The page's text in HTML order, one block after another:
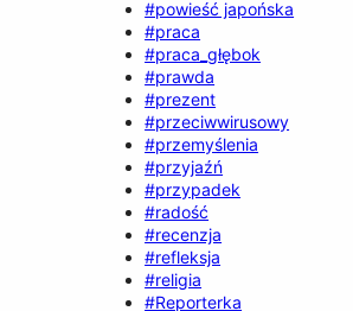
#powieść japońska
#praca
#praca_głębok
#prawda
#prezent
#przeciwwirusowy
#przemyślenia
#przyjaźń
#przypadek
#radość
#recenzja
#refleksja
#religia
#Reporterka